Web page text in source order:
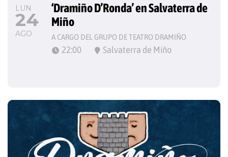
LUN
24
AGO
‘Dramiño D’Ronda’ en Salvaterra de
Miño
A CARGO DEL GRUPO DE TEATRO DRAMIÑO
22:00 Salvaterra de Miño